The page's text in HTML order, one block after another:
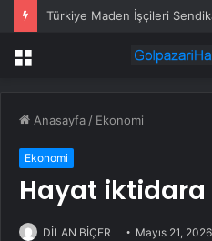
Menü
Anasayfa / Ekonomi
Ekonomi
Hayat iktidara
DİLAN BİÇER Mayıs 21, 2026